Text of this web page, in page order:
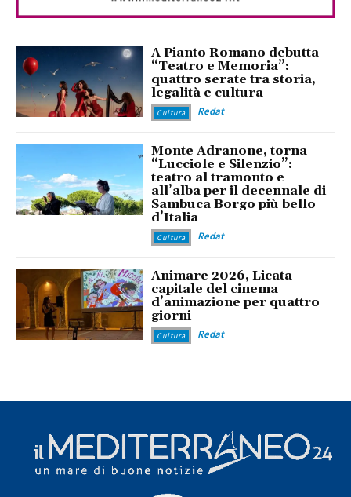
A Pianto Romano debutta
“Teatro e Memoria”:
quattro serate tra storia,
legalità e cultura
Cultura Redat
Monte Adranone, torna
“Lucciole e Silenzio”:
teatro al tramonto e
all’alba per il decennale di
Sambuca Borgo più bello
d’Italia
Cultura Redat
Animare 2026, Licata
capitale del cinema
d’animazione per quattro
giorni
Cultura Redat